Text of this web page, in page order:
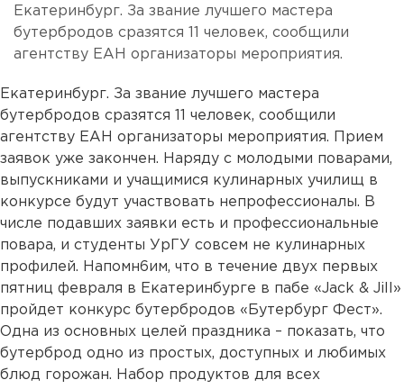
Екатеринбург. За звание лучшего мастера
бутербродов сразятся 11 человек, сообщили
агентству ЕАН организаторы мероприятия.
Екатеринбург. За звание лучшего мастера
бутербродов сразятся 11 человек, сообщили
агентству ЕАН организаторы мероприятия. Прием
заявок уже закончен. Наряду с молодыми поварами,
выпускниками и учащимися кулинарных училищ в
конкурсе будут участвовать непрофессионалы. В
числе подавших заявки есть и профессиональные
повара, и студенты УрГУ совсем не кулинарных
профилей. Напомн6им, что в течение двух первых
пятниц февраля в Екатеринбурге в пабе «Jack & Jill»
пройдет конкурс бутербродов «Бутербург Фест».
Одна из основных целей праздника – показать, что
бутерброд одно из простых, доступных и любимых
блюд горожан. Набор продуктов для всех